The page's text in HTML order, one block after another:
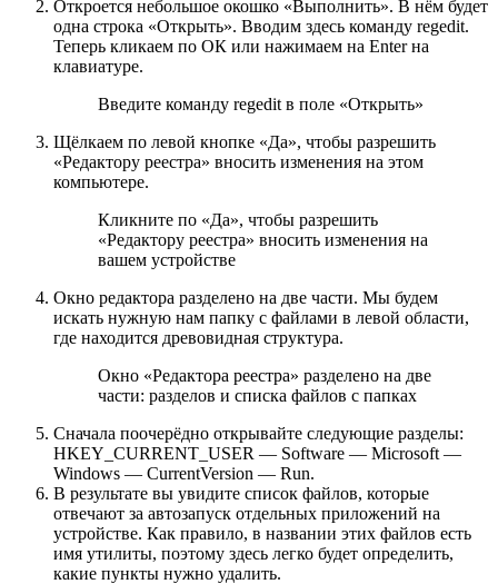
Откроется небольшое окошко «Выполнить». В нём будет
одна строка «Открыть». Вводим здесь команду regedit.
Теперь кликаем по ОК или нажимаем на Enter на
клавиатуре.
Введите команду regedit в поле «Открыть»
Щёлкаем по левой кнопке «Да», чтобы разрешить
«Редактору реестра» вносить изменения на этом
компьютере.
Кликните по «Да», чтобы разрешить
«Редактору реестра» вносить изменения на
вашем устройстве
Окно редактора разделено на две части. Мы будем
искать нужную нам папку с файлами в левой области,
где находится древовидная структура.
Окно «Редактора реестра» разделено на две
части: разделов и списка файлов с папках
Сначала поочерёдно открывайте следующие разделы:
HKEY_CURRENT_USER — Software — Microsoft —
Windows — CurrentVersion — Run.
В результате вы увидите список файлов, которые
отвечают за автозапуск отдельных приложений на
устройстве. Как правило, в названии этих файлов есть
имя утилиты, поэтому здесь легко будет определить,
какие пункты нужно удалить.